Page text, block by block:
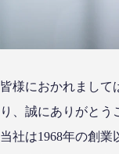
皆様におかれまして
り、誠にありがとう
当社は1968年の創